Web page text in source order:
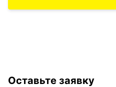
Оставьте заявку